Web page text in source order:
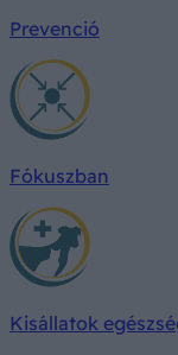
Prevenció
Fókuszban
Kisállatok